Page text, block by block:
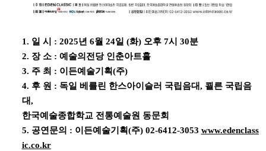
1. 일 시 : 2025년 6월 24일 (화) 오후 7시 30분
2. 장 소 : 예술의전당 인춘아트홀
3. 주 최 : 이든예술기획(주)
4. 후 원 : 독일 베를린 한스아이슬러 국립음대, 쾰른 국립음
대,
한국예술종합학교 전통예술원 동문회
5. 공연문의 : 이든예술기획(주) 02-6412-3053 www.edenclass
ic.co.kr